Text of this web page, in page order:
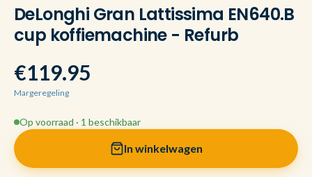
DeLonghi Gran Lattissima EN640.B
cup koffiemachine - Refurb
€119.95
Margeregeling
Op voorraad · 1 beschikbaar
In winkelwagen